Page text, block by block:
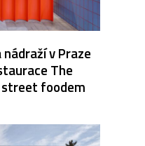
v Praze
The
street foodem